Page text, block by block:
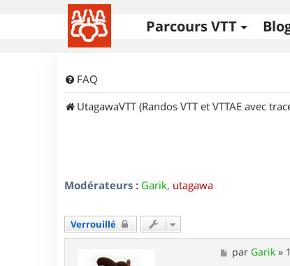
Parcours VTT
FAQ
UtagawaVTT (Randos VTT et VTTAE avec
Modérateurs : Garik, utagawa
Verrouillé
M
e
parGarik »